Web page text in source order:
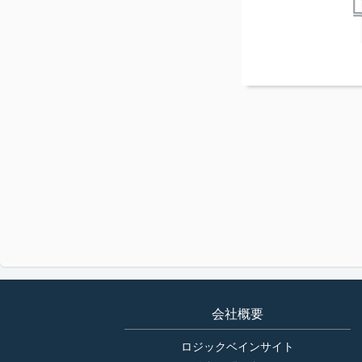
会社概要
ロジックベインサイト